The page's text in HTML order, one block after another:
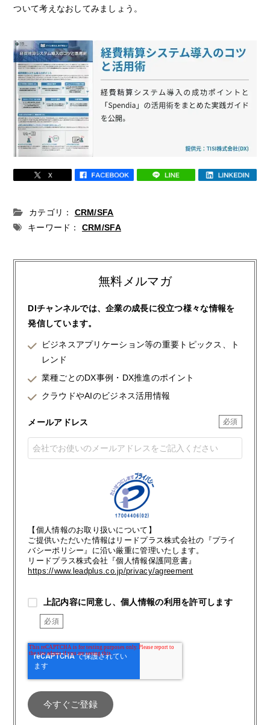
ついて考えなおしてみましょう。
カテゴリ：
CRM/SFA
キーワード：
CRM/SFA
無料メルマガ
DIチャンネルでは、企業の成長に役立つ様々な情報を
発信しています。
ビジネスアプリケーション等の重要トピックス、ト
レンド
業種ごとのDX事例・DX推進のポイント
クラウドやAIのビジネス活用情報
メールアドレス
【個人情報のお取り扱いについて】
ご提供いただいた情報はリードプラス株式会社の『プライ
バシーポリシー』に沿い厳重に管理いたします。
リードプラス株式会社『個人情報保護同意書』
https://www.leadplus.co.jp/privacy/agreement
上記内容に同意し、個人情報の利用を許可します